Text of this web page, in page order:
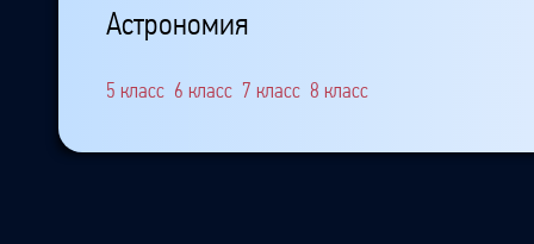
Астрономия
5 класс 6 класс 7 класс 8 класс